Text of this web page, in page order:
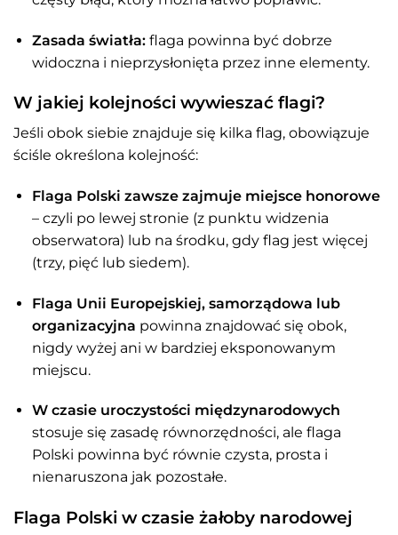
Zasada światła:flaga powinna być dobrze
widoczna i nieprzysłonięta przez inne elementy.
W jakiej kolejności wywieszać flagi?
Jeśli obok siebie znajduje się kilka flag, obowiązuje
ściśle określona kolejność:
Flaga Polski zawsze zajmuje miejsce honorowe
– czyli po lewej stronie (z punktu widzenia
obserwatora) lub na środku, gdy flag jest więcej
(trzy, pięć lub siedem).
Flaga Unii Europejskiej, samorządowa lub
organizacyjna powinna znajdować się obok,
nigdy wyżej ani w bardziej eksponowanym
miejscu.
W czasie uroczystości międzynarodowych
stosuje się zasadę równorzędności, ale flaga
Polski powinna być równie czysta, prosta i
nienaruszona jak pozostałe.
Flaga Polski w czasie żałoby narodowej